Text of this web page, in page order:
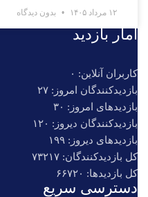
۱۲ مرداد ۱۴۰۵ بدون دیدگاه
آمار بازدید
کاربران آنلاین: ۰
بازدیدکنندگان امروز: ۲۷
بازدیدهای امروز: ۳۰
بازدیدکنندگان دیروز: ۱۲۰
بازدیدهای دیروز: ۱۹۹
کل بازدیدکنند‌گان: ۷۳۲۱۷
کل بازدیدها: ۶۶۷۲۰
دسترسی سریع